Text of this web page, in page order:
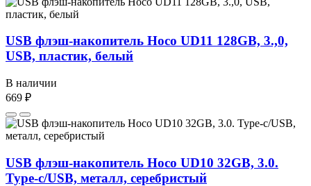
USB флэш-накопитель Hoco UD11 128GB, 3.,0,
USB, пластик, белый
В наличии
669 ₽
USB флэш-накопитель Hoco UD10 32GB, 3.0.
Type-c/USB, металл, серебристый